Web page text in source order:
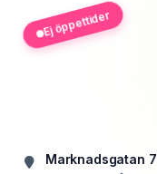
Ej öppettider
Marknadsgatan 7